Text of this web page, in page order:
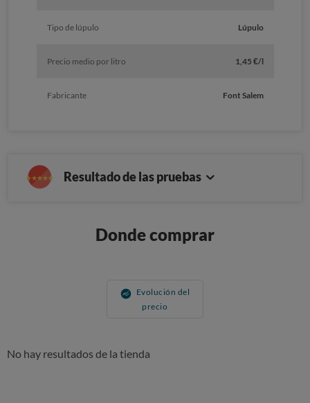
Tipo de lúpulo Lúpulo
Precio medio por litro 1,45 €/l
Fabricante Font Salem
Resultado de las pruebas
Donde comprar
Evolución del
precio
No hay resultados de la tienda